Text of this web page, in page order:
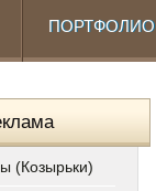
ПОРТФОЛИО
(Козырьки)